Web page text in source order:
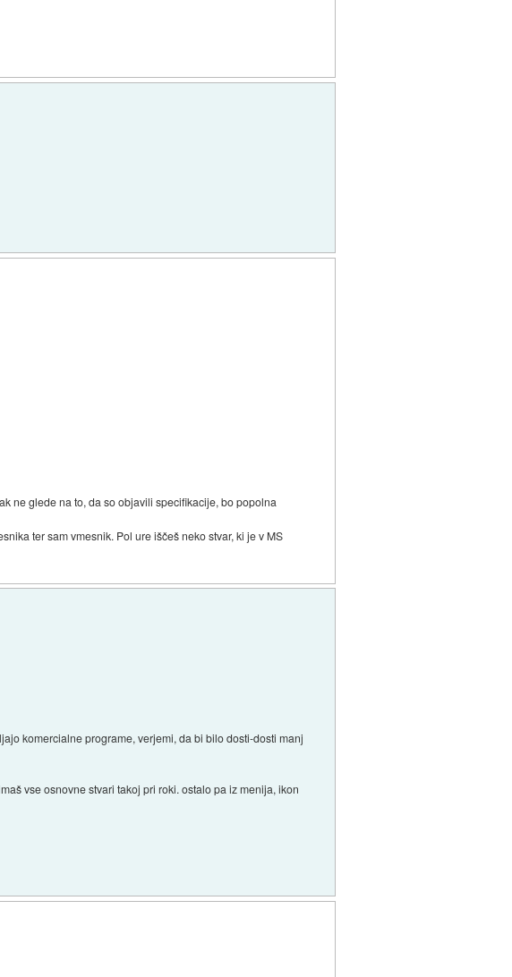
ne glede na to, da so objavili specifikacije, bo popolna
ter sam vmesnik. Pol ure iščeš neko stvar, ki je v MS
komercialne programe, verjemi, da bi bilo dosti-dosti manj
vse osnovne stvari takoj pri roki. ostalo pa iz menija, ikon